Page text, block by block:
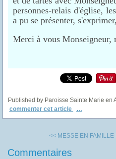
personnes-relais d'église,
a pu se présenter,
Merci à vous Monseigneur,
Published by Paroisse Sainte Marie en
commenter cet article
…
<< MESSE EN FAMILLE
Commentaires